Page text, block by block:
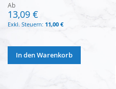
Ab
13,09 €
11,00 €
In den Warenkorb